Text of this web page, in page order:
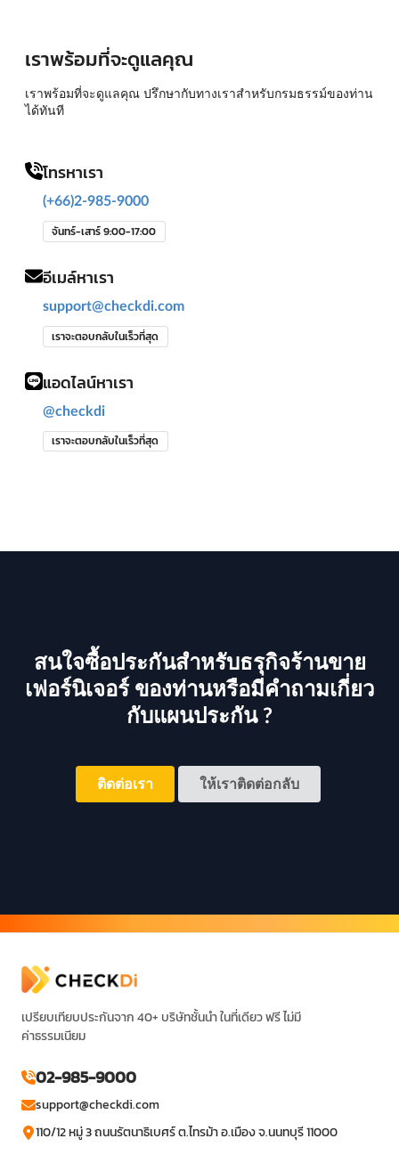
เราพร้อมที่จะดูแลคุณ
เราพร้อมที่จะดูแลคุณ ปรึกษากับทางเราสำหรับกรมธรรม์ของท่าน
ได้ทันที
โทรหาเรา
(+66)2-985-9000
จันทร์-เสาร์ 9:00-17:00
อีเมล์หาเรา
support@checkdi.com
เราจะตอบกลับในเร็วที่สุด
แอดไลน์หาเรา
@checkdi
เราจะตอบกลับในเร็วที่สุด
สนใจซื้อประกันสำหรับธรุกิจร้านขาย
เฟอร์นิเจอร์ ของท่านหรือมีคำถามเกี่ยว
กับแผนประกัน ?
ติดต่อเรา ให้เราติดต่อกลับ
เปรียบเทียบประกันจาก 40+ บริษัทชั้นนำ ในที่เดียว ฟรี ไม่มี
ค่าธรรมเนียม
02-985-9000
support@checkdi.com
110/12 หมู่ 3 ถนนรัตนาธิเบศร์ ต.ไทรม้า อ.เมือง จ.นนทบุรี 11000